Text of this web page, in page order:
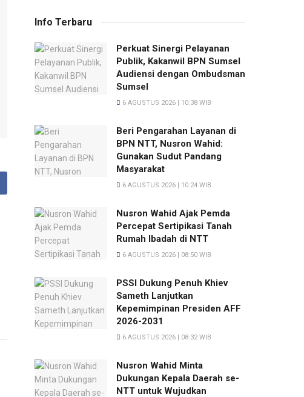
Info Terbaru
Perkuat Sinergi Pelayanan
Publik, Kakanwil BPN Sumsel
Audiensi dengan Ombudsman
Sumsel
6 AGUSTUS 2026 | 10:38 WIB
Beri Pengarahan Layanan di
BPN NTT, Nusron Wahid:
Gunakan Sudut Pandang
Masyarakat
6 AGUSTUS 2026 | 10:24 WIB
Nusron Wahid Ajak Pemda
Percepat Sertipikasi Tanah
Rumah Ibadah di NTT
6 AGUSTUS 2026 | 08:50 WIB
PSSI Dukung Penuh Khiev
Sameth Lanjutkan
Kepemimpinan Presiden AFF
2026-2031
6 AGUSTUS 2026 | 08:32 WIB
Nusron Wahid Minta
Dukungan Kepala Daerah se-
NTT untuk Wujudkan